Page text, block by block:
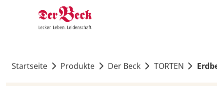
Startseite Produkte Der Beck TORTEN